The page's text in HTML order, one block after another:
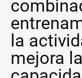
la
mejora